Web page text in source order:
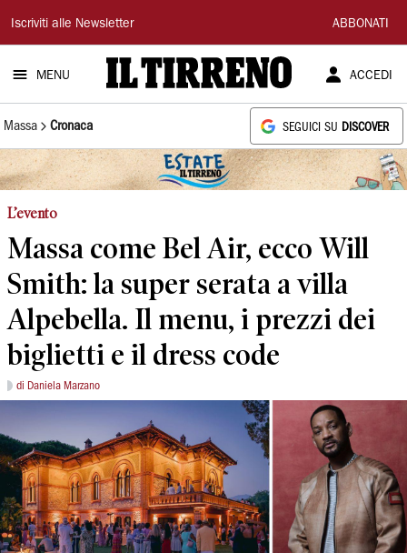
Il
Tirreno
Iscriviti alle Newsletter ABBONATI
MENU ACCEDI
Massa Cronaca SEGUICI SU DISCOVER
L’evento
Massa come Bel Air, ecco Will
Smith: la super serata a villa
Alpebella. Il menu, i prezzi dei
biglietti e il dress code
di Daniela Marzano